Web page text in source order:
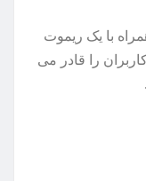
با یک ریموت
را قادر می